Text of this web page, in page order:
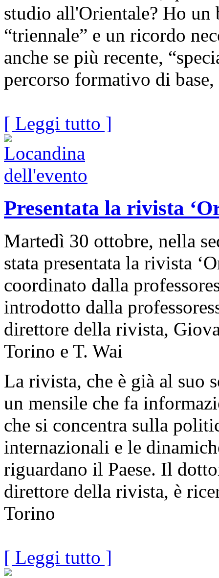
studio all'Orientale? Ho
“triennale” e un ricordo
anche se più recente,
percorso formativo di
[ Leggi tutto ]
Presentata la rivista
Martedì 30 ottobre, nella
stata presentata la rivista
coordinato dalla
introdotto dalla
direttore della rivista,
Torino e T. Wai
La rivista, che è già al suo
un mensile che fa
che si concentra sulla
internazionali e le
riguardano il Paese. Il
direttore della rivista, è
Torino
[ Leggi tutto ]